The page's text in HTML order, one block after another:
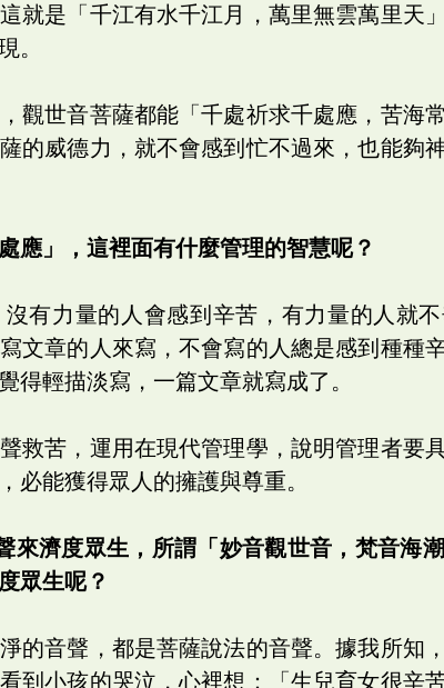
就是「千江有水千江月，萬里無雲萬里天
。
觀世音菩薩都能「千處祈求千處應，苦海
的威德力，就不會感到忙不過來，也能夠
應」，這裡面有什麼管理的智慧呢？
有力量的人會感到辛苦，有力量的人就
文章的人來寫，不會寫的人總是感到種種
得輕描淡寫，一篇文章就寫成了。
救苦，運用在現代管理學，說明管理者要
必能獲得眾人的擁護與尊重。
來濟度眾生，所謂「妙音觀世音，梵音海
眾生呢？
的音聲，都是菩薩說法的音聲。據我所知
到小孩的哭泣，心裡想：「生兒育女很辛